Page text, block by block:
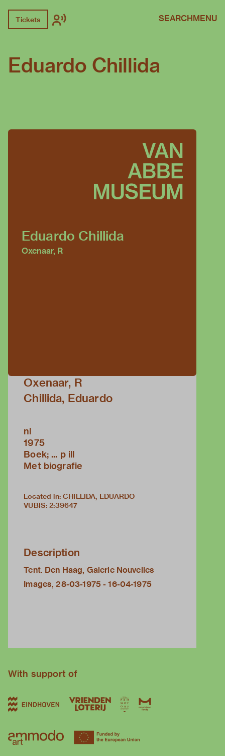
Tickets SEARCHMENU
Eduardo Chillida
Eduardo Chillida
Oxenaar, R
Oxenaar, R
Chillida, Eduardo
nl
1975
Boek; ... p ill
Met biografie
Located in: CHILLIDA, EDUARDO
VUBIS: 2:39647
Description
Tent. Den Haag, Galerie Nouvelles
Images, 28-03-1975 - 16-04-1975
With support of